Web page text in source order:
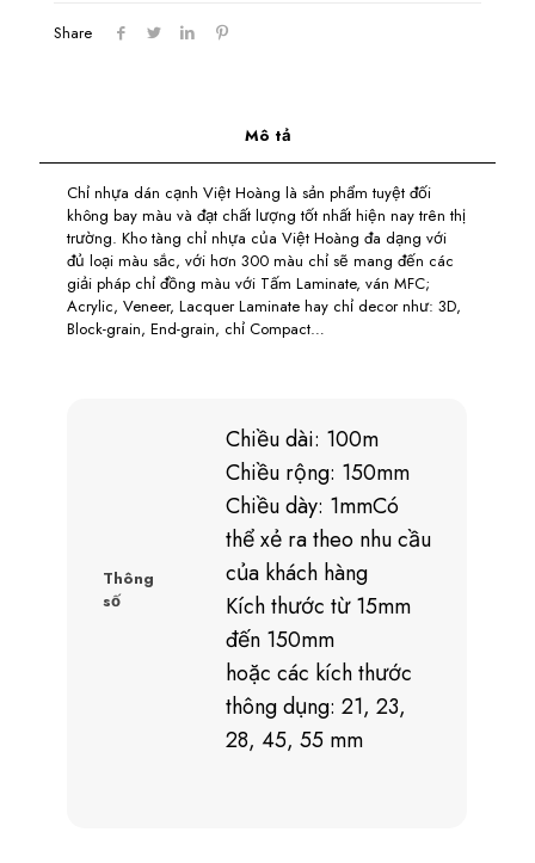
Share
Mô tả
Chỉ nhựa dán cạnh Việt Hoàng là sản phẩm tuyệt đối
không bay màu và đạt chất lượng tốt nhất hiện nay trên thị
trường. Kho tàng chỉ nhựa của Việt Hoàng đa dạng với
đủ loại màu sắc, với hơn 300 màu chỉ sẽ mang đến các
giải pháp chỉ đồng màu với Tấm Laminate, ván MFC;
Acrylic, Veneer, Lacquer Laminate hay chỉ decor như: 3D,
Block-grain, End-grain, chỉ Compact…
Thông
số
Chiều dài: 100m
Chiều rộng: 150mm
Chiều dày: 1mmCó
thể xẻ ra theo nhu cầu
của khách hàng
Kích thước từ 15mm
đến 150mm
hoặc các kích thước
thông dụng: 21, 23,
28, 45, 55 mm